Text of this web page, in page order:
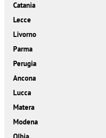
Catania
Lecce
Livorno
Parma
Perugia
Ancona
Lucca
Matera
Modena